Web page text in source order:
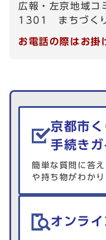
広報・左京地域
1301 まちづく
お電話の際はお掛
生活情報を探
京都市く
手続きガ
簡単な質問に答
や持ち物がわかり
オンラ